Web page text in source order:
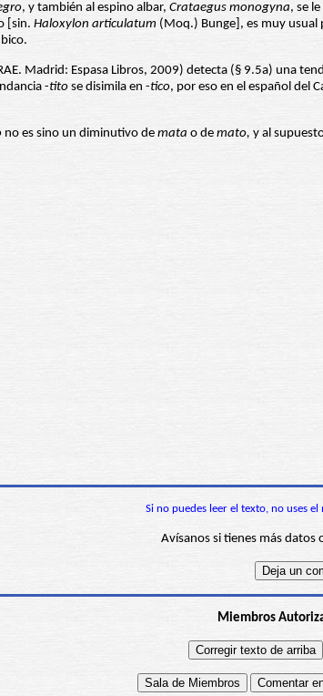
, y también al espino albar, Crataegus monogyna, se
[sin. Haloxylon articulatum (Moq.) Bunge], es muy usual
Madrid: Espasa Libros, 2009) detecta (§ 9.5a) una
-tito se disimila en -tico, por eso en el español del
no es sino un diminutivo de mata o de mato, y al
Si no puedes leer el texto, no uses
Avísanos si tienes más datos
Miembros